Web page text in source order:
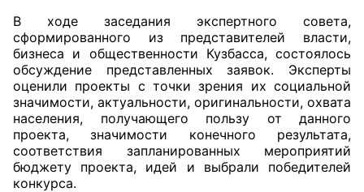
Комиссии
Экспертный совет ОП КО
Совет ОП КО
Общественный штаб
Члены ОП КО
В ходе заседания экспертного совета,
сформированного из представителей власти,
бизнеса и общественности Кузбасса, состоялось
обсуждение представленных заявок. Эксперты
оценили проекты с точки зрения их социальной
значимости, актуальности, оригинальности, охвата
населения, получающего пользу от данного
проекта, значимости конечного результата,
соответствия запланированных мероприятий
бюджету проекта, идей и выбрали победителей
конкурса.